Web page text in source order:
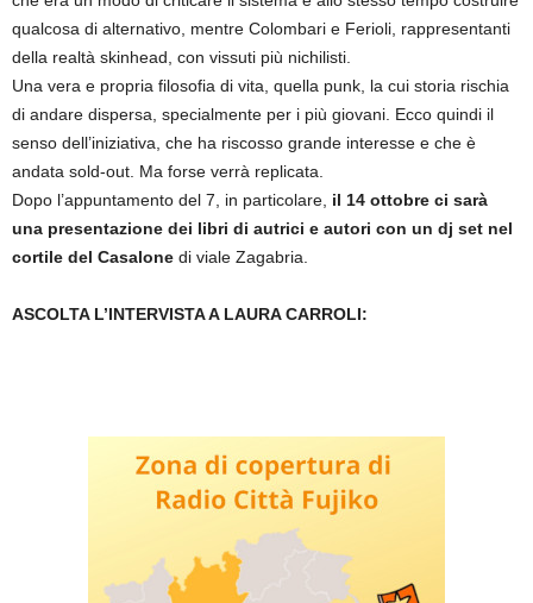
qualcosa di alternativo, mentre Colombari e Ferioli, rappresentanti
della realtà skinhead, con vissuti più nichilisti.
Una vera e propria filosofia di vita, quella punk, la cui storia rischia
di andare dispersa, specialmente per i più giovani. Ecco quindi il
senso dell’iniziativa, che ha riscosso grande interesse e che è
andata sold-out. Ma forse verrà replicata.
Dopo l’appuntamento del 7, in particolare, il 14 ottobre ci sarà
una presentazione dei libri di autrici e autori con un dj set nel
cortile del Casalone di viale Zagabria.
ASCOLTA L’INTERVISTA A LAURA CARROLI: